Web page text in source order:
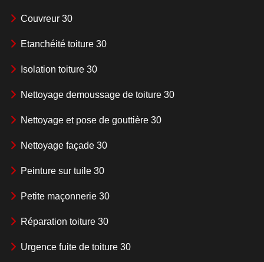
Couvreur 30
Etanchéité toiture 30
Isolation toiture 30
Nettoyage demoussage de toiture 30
Nettoyage et pose de gouttière 30
Nettoyage façade 30
Peinture sur tuile 30
Petite maçonnerie 30
Réparation toiture 30
Urgence fuite de toiture 30